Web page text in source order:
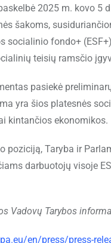
2025 m. kovo
šakoms,
socialinio fondo+
teisių ramsčio
pasiekė
yra šios platesnės
kintančios ekonomikos.
poziciją, Taryba ir
darbuotojų visoje
Vadovų Tarybos
en/press/press-